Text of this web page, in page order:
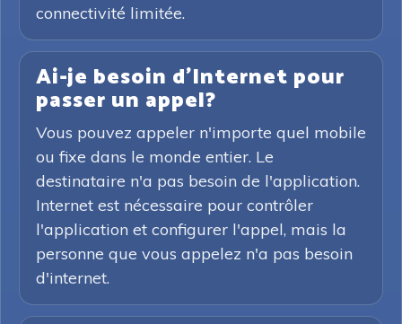
connectivité limitée.
Ai-je besoin d'Internet pour
passer un appel?
Vous pouvez appeler n'importe quel mobile
ou fixe dans le monde entier. Le
destinataire n'a pas besoin de l'application.
Internet est nécessaire pour contrôler
l'application et configurer l'appel, mais la
personne que vous appelez n'a pas besoin
d'internet.